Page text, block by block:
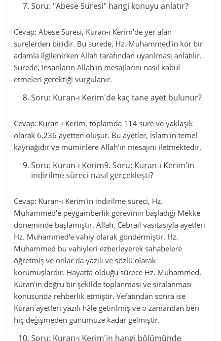
Soru: "Abese Suresi" hangi konuyu anlatır?
Cevap: Abese Suresi, Kuran-ı Kerim'de yer alan
surelerden biridir. Bu surede, Hz. Muhammed'in kör bir
adamla ilgilenirken Allah tarafından uyarılması anlatılır.
Surede, insanların Allah'ın mesajlarını nasıl kabul
etmeleri gerektiği vurgulanır.
Soru: Kuran-ı Kerim'de kaç tane ayet bulunur?
Cevap: Kuran-ı Kerim, toplamda 114 sure ve yaklaşık
olarak 6,236 ayetten oluşur. Bu ayetler, İslam'ın temel
kaynağıdır ve müminlere Allah'ın mesajını iletmektedir.
Soru: Kuran-ı Kerim9. Soru: Kuran-ı Kerim'in
indirilme süreci nasıl gerçekleşti?
Cevap: Kuran-ı Kerim'in indirilme süreci, Hz.
Muhammed'e peygamberlik görevinin başladığı Mekke
döneminde başlamıştır. Allah, Cebrail vasıtasıyla ayetleri
Hz. Muhammed'e vahiy olarak göndermiştir. Hz.
Muhammed bu vahiyleri ezberleyerek sahabelere
öğretmiş ve onlar da yazılı ve sözlü olarak
korumuşlardır. Hayatta olduğu sürece Hz. Muhammed,
Kuran'ın doğru bir şekilde toplanması ve sıralanması
konusunda rehberlik etmiştir. Vefatından sonra ise
Kuran ayetleri yazılı hâle getirilmiş ve o zamandan beri
hiç değişmeden günümüze kadar gelmiştir.
Soru: Kuran-ı Kerim'in hangi bölümünde